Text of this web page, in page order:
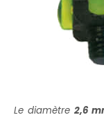
Le diamètre 2,6